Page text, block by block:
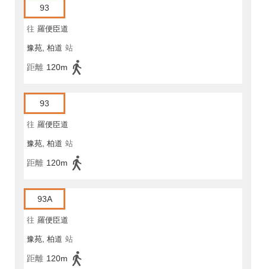
93
往 羅便臣道
豫苑, 柏道 站
距離 120m
93
往 羅便臣道
豫苑, 柏道 站
距離 120m
93A
往 羅便臣道
豫苑, 柏道 站
距離 120m